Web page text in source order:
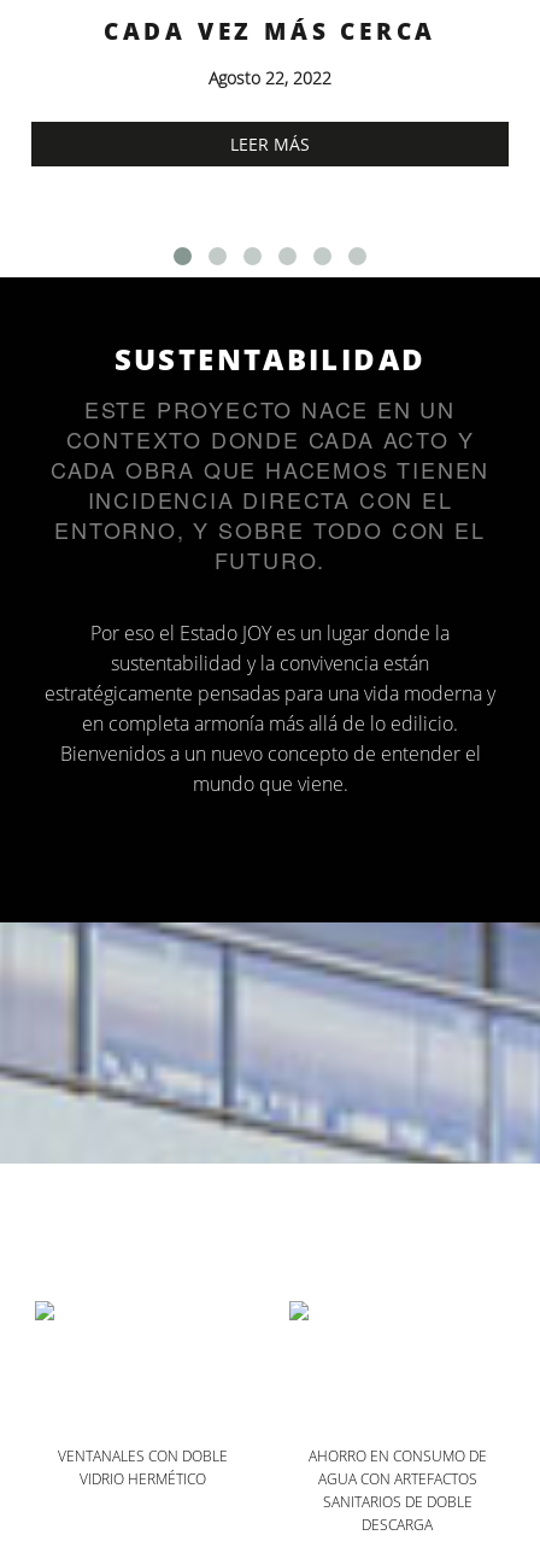
CADA VEZ MÁS CERCA
Agosto 22, 2022
LEER MÁS
SUSTENTABILIDAD
ESTE PROYECTO NACE EN UN
CONTEXTO DONDE CADA ACTO Y
CADA OBRA QUE HACEMOS TIENEN
INCIDENCIA DIRECTA CON EL
ENTORNO, Y SOBRE TODO CON EL
FUTURO.
Por eso el Estado JOY es un lugar donde la
sustentabilidad y la convivencia están
estratégicamente pensadas para una vida moderna y
en completa armonía más allá de lo edilicio.
Bienvenidos a un nuevo concepto de entender el
mundo que viene.
VENTANALES CON DOBLE
VIDRIO HERMÉTICO
AHORRO EN CONSUMO DE
AGUA CON ARTEFACTOS
SANITARIOS DE DOBLE
DESCARGA